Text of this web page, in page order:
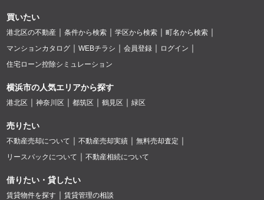
買いたい
港北区の不動産 条件から検索 学区から検索
町名から検索
マンションカタログ
WEBチラシ 会員登録
ログイン
住宅ローン控除シミュレーション
横浜市の人気エリアから探す
港北区 神奈川区 都筑区 鶴見区 緑区
売りたい
不動産売却について 不動産売却実績
無料売却査定
リースバックについて
不動産相続について
借りたい・貸したい
賃貸物件を探す 賃貸管理の相談